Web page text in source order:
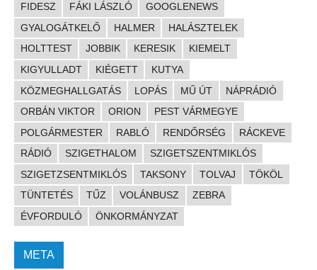
FIDESZ
FÁKI LÁSZLÓ
GOOGLENEWS
GYALOGÁTKELŐ
HALMER
HALÁSZTELEK
HOLTTEST
JOBBIK KERESIK
KIEMELT
KIGYULLADT
KIÉGETT
KUTYA
KÖZMEGHALLGATÁS
LOPÁS MŰ ÚT
NÁPRÁDIÓ
ORBÁN VIKTOR
ORION
PEST VÁRMEGYE
POLGÁRMESTER
RABLÓ RENDŐRSÉG
RÁCKEVE
RÁDIÓ
SZIGETHALOM
SZIGETSZENTMIKLÓS
SZIGETZSENTMIKLÓS
TAKSONY TOLVAJ
TÖKÖL
TÜNTETÉS
TŰZ VOLÁNBUSZ
ZEBRA
ÉVFORDULÓ
ÖNKORMÁNYZAT
META